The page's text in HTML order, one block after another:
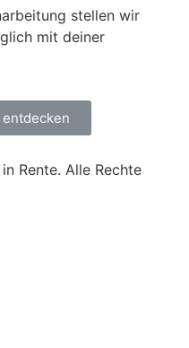
stellen wir
mit deiner
Rente. Alle Rechte